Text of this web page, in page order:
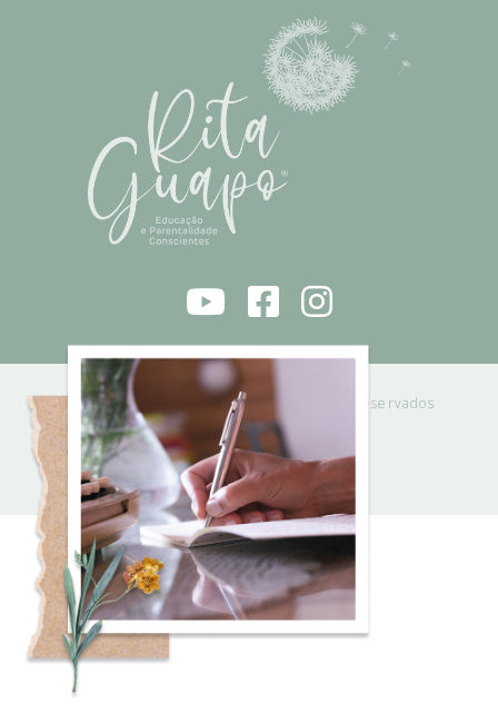
RITA GUAPO 2021 © | Todos os direitos reservados
Powered by
Solidweb
POLÍTICA DE PRIVACIDADE